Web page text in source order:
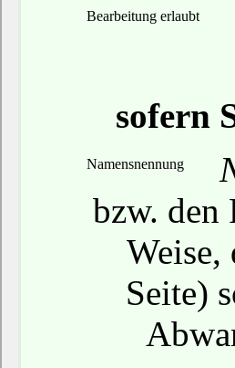
Bearbeitung erlaubt
sofern
Namensnennung
bzw. den
Weise,
Seite)